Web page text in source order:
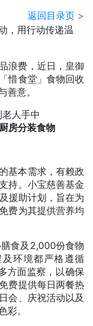
返回目录页 >
，用行动传递温
浪费，近日，皇御
惜食堂」食物回收
善意。
基本需求，有赖政
持。小宝慈善基金
援助计划，旨在为
费为其提供营养均
食及2,000份食物
环境都严格遵循
方面监察，以确保
费提供每日两餐热
会、庆祝活动以及
彩。